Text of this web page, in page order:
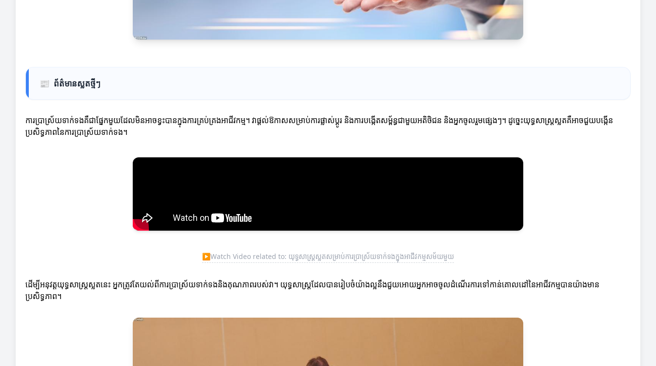
📰 ព័ត៌មានស្លតថ្មីៗ
ការប្រាស្រ័យទាក់ទងគឺជាផ្នែកមួយដែលមិនអាចខ្វះបានក្នុងការគ្រប់គ្រងអាជីវកម្ម។ វាផ្ដល់ឱកាសសម្រាប់ការផ្លាស់ប្តូរ និងការបង្កើតសម្ព័ន្ធជាមួយអតិថិជន និងអ្នកចូលរួមផ្សេងៗ។ ដូច្នេះយុទ្ធសាស្ត្រស្លតគឺអាចជួយបង្កើន
ប្រសិទ្ធភាពនៃការប្រាស្រ័យទាក់ទង។
▶Watch Video related to: យុទ្ធសាស្ត្រស្លតសម្រាប់ការប្រាស្រ័យទាក់ទងក្នុងអាជីវកម្មសម័យមួយ
ដើម្បីអនុវត្តយុទ្ធសាស្ត្រស្លតនេះ អ្នកត្រូវតែយល់ពីការប្រាស្រ័យទាក់ទងនិងគុណភាពរបស់វា។ យុទ្ធសាស្ត្រដែលបានរៀបចំយ៉ាងល្អនឹងជួយអោយអ្នកអាចចូលដំណើរការទៅកាន់គោលដៅនៃអាជីវកម្មបានយ៉ាងមាន
ប្រសិទ្ធភាព។